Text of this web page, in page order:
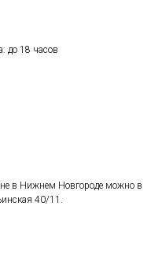
до 18 часов
в Нижнем Новгороде можно в
40/11.